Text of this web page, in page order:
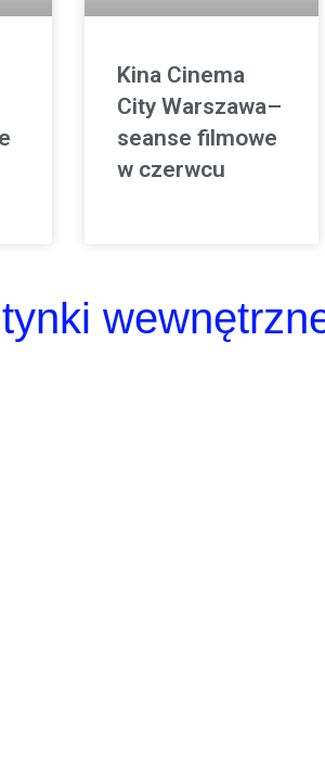
Kina Cinema
City Warszawa–
seanse filmowe
w czerwcu